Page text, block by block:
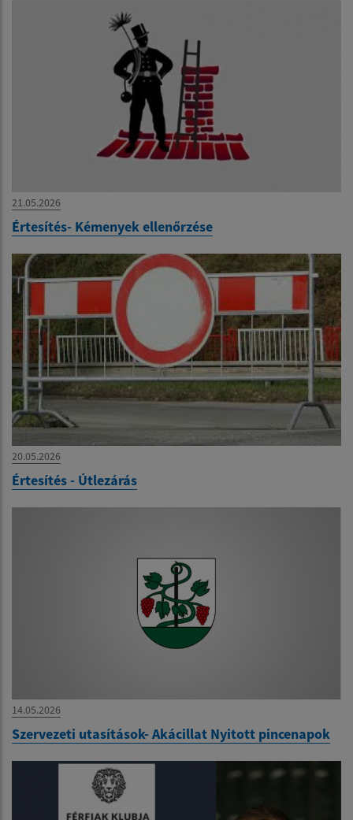
21.05.2026
Értesítés- Kémenyek ellenőrzése
20.05.2026
Értesítés - Útlezárás
14.05.2026
Szervezeti utasítások- Akácillat Nyitott pincenapok